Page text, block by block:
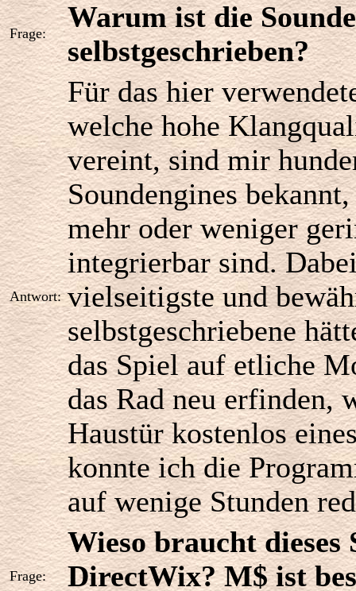
Frage:
Warum ist die
selbstgeschrieben?
Antwort:
Für das hier
welche hohe
vereint, sind mir
Soundengines
mehr oder weniger
integrierbar sind.
vielseitigste und
selbstgeschriebene
das Spiel auf etliche
das Rad neu erfinden,
Haustür kostenlos
konnte ich die
auf wenige Stunden
Frage:
Wieso braucht
DirectWix? M$ ist